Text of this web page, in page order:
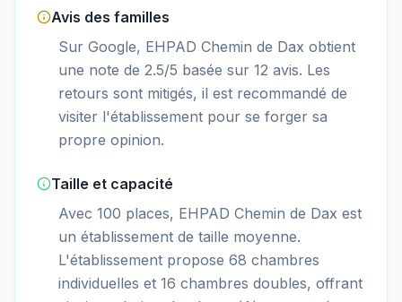
Avis des familles
Sur Google, EHPAD Chemin de Dax obtient
une note de 2.5/5 basée sur 12 avis. Les
retours sont mitigés, il est recommandé de
visiter l'établissement pour se forger sa
propre opinion.
Taille et capacité
Avec 100 places, EHPAD Chemin de Dax est
un établissement de taille moyenne.
L'établissement propose 68 chambres
individuelles et 16 chambres doubles, offrant